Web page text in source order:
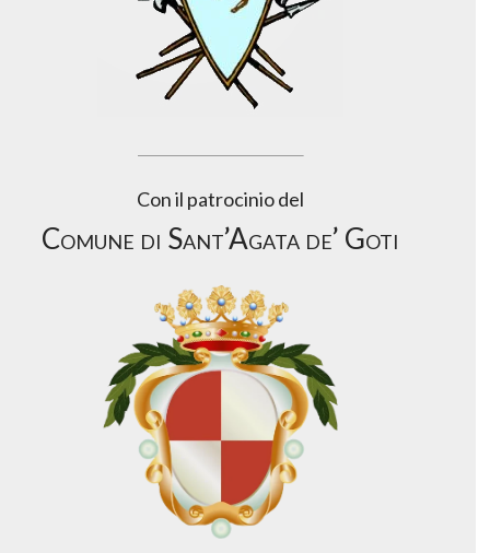
Con il patrocinio del
Comune di Sant’Agata de’ Goti